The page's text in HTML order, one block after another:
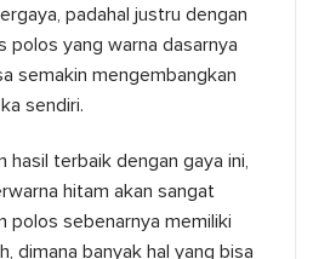
padahal justru dengan
polos yang warna dasarnya
semakin mengembangkan
sendiri.
hasil terbaik dengan gaya ini,
hitam akan sangat
polos sebenarnya memiliki
dimana banyak hal yang bisa